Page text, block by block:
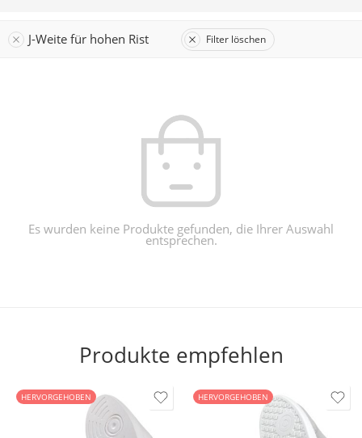
J-Weite für hohen Rist Filter löschen
Es wurden keine Produkte gefunden, die Ihrer Auswahl
entsprechen.
Produkte empfehlen
HERVORGEHOBEN HERVORGEHOBEN